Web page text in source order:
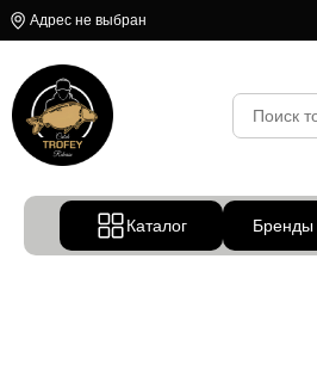
Адрес не выбран
Каталог Бренды